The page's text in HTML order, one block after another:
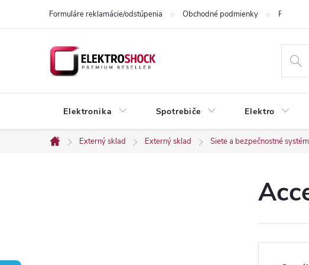
Formuláre reklamácie/odstúpenia Obchodné podmienky
Elektronika Spotrebiče Elektro
Domov
Externý sklad Externý sklad Siete a bezpečnostné